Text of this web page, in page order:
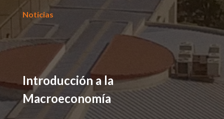
Noticias
Introducción a la
Macroeconomía